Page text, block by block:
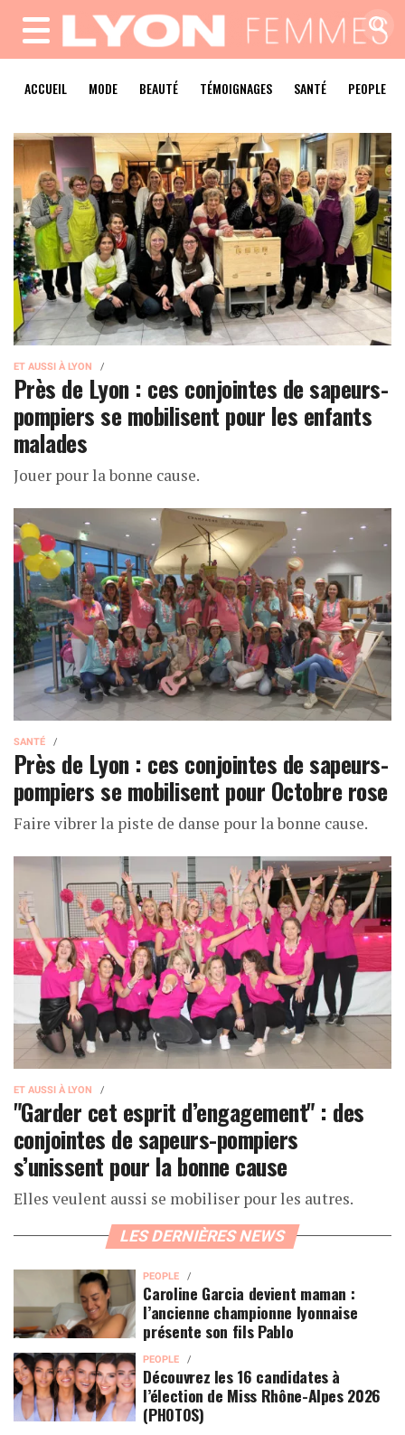
MENU
ACCUEIL MODE BEAUTÉ TÉMOIGNAGES SANTÉ PEOPLE
ET AUSSI À LYON
Près de Lyon : ces conjointes de sapeurs-
pompiers se mobilisent pour les enfants
malades
Jouer pour la bonne cause.
SANTÉ
Près de Lyon : ces conjointes de sapeurs-
pompiers se mobilisent pour Octobre rose
Faire vibrer la piste de danse pour la bonne cause.
ET AUSSI À LYON
"Garder cet esprit d’engagement" : des
conjointes de sapeurs-pompiers
s’unissent pour la bonne cause
Elles veulent aussi se mobiliser pour les autres.
LES DERNIÈRES NEWS
PEOPLE
Caroline Garcia devient maman :
l’ancienne championne lyonnaise
présente son fils Pablo
PEOPLE
Découvrez les 16 candidates à
l’élection de Miss Rhône-Alpes 2026
(PHOTOS)